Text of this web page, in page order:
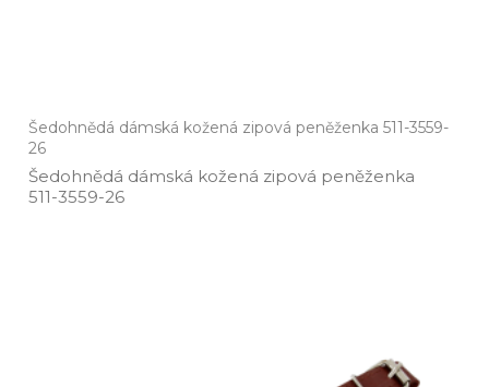
Šedohnědá dámská kožená zipová peněženka 511-3559-
26
Šedohnědá dámská kožená zipová peněženka
511­-3559­-26